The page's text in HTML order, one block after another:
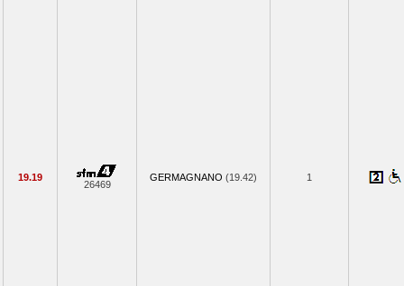
19.19
26469
GERMAGNANO (19.42) 1